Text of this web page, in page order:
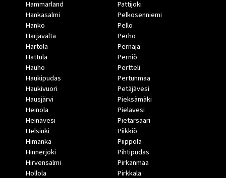
Hammarland
Hankasalmi
Hanko
Harjavalta
Hartola
Hattula
Hauho
Haukipudas
Haukivuori
Hausjärvi
Heinola
Heinävesi
Helsinki
Himanka
Hinnerjoki
Hirvensalmi
Hollola
Pattijoki
Pelkosenniemi
Pello
Perho
Pernaja
Perniö
Pertteli
Pertunmaa
Petäjävesi
Pieksämäki
Pielavesi
Pietarsaari
Piikkiö
Piippola
Pihtipudas
Pirkanmaa
Pirkkala